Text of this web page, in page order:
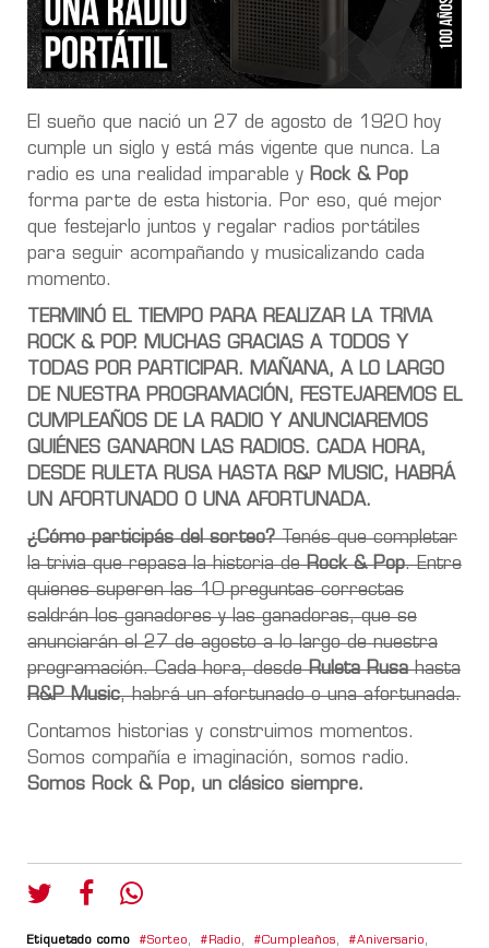
El sueño que nació un 27 de agosto de 1920 hoy
cumple un siglo y está más vigente que nunca. La
radio es una realidad imparable y Rock & Pop
forma parte de esta historia. Por eso, qué mejor
que festejarlo juntos y regalar radios portátiles
para seguir acompañando y musicalizando cada
momento.
TERMINÓ EL TIEMPO PARA REALIZAR LA TRIVIA
ROCK & POP. MUCHAS GRACIAS A TODOS Y
TODAS POR PARTICIPAR. MAÑANA, A LO LARGO
DE NUESTRA PROGRAMACIÓN, FESTEJAREMOS EL
CUMPLEAÑOS DE LA RADIO Y ANUNCIAREMOS
QUIÉNES GANARON LAS RADIOS. CADA HORA,
DESDE RULETA RUSA HASTA R&P MUSIC, HABRÁ
UN AFORTUNADO O UNA AFORTUNADA.
¿Cómo participás del sorteo?Tenés que completar
la trivia que repasa la historia deRock & Pop. Entre
quienes superen las 10 preguntas correctas
saldrán los ganadores y las ganadoras, que se
anunciarán el 27 de agosto a lo largo de nuestra
programación. Cada hora, desdeRuleta Rusahasta
R&P Music, habrá un afortunado o una afortunada.
Contamos historias y construimos momentos.
Somos compañía e imaginación, somos radio.
Somos Rock & Pop, un clásico siempre.
Etiquetado como Sorteo, Radio, Cumpleaños, Aniversario,